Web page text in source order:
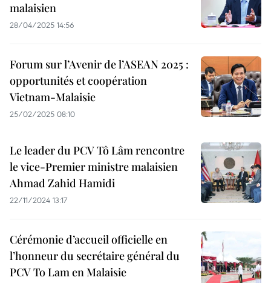
malaisien
28/04/2025 14:56
Forum sur l’Avenir de l’ASEAN 2025 :
opportunités et coopération
Vietnam-Malaisie
25/02/2025 08:10
Le leader du PCV Tô Lâm rencontre
le vice-Premier ministre malaisien
Ahmad Zahid Hamidi
22/11/2024 13:17
Cérémonie d’accueil officielle en
l’honneur du secrétaire général du
PCV To Lam en Malaisie